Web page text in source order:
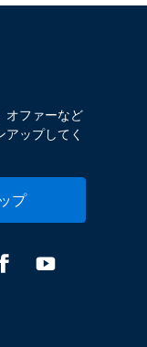
オファーなど
ップしてく
プ